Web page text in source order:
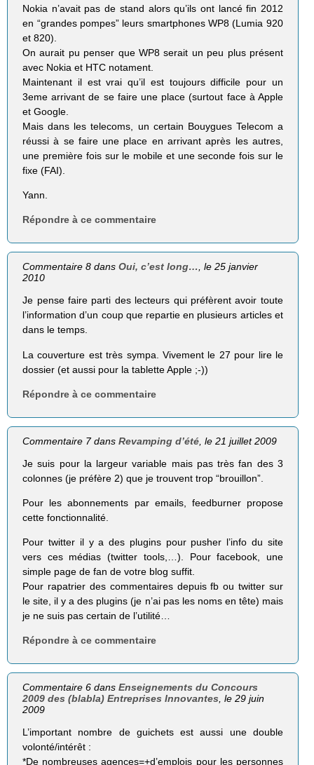
Nokia n’avait pas de stand alors qu’ils ont lancé fin 2012
en “grandes pompes” leurs smartphones WP8 (Lumia 920
et 820).
On aurait pu penser que WP8 serait un peu plus présent
avec Nokia et HTC notament.
Maintenant il est vrai qu’il est toujours difficile pour un
3eme arrivant de se faire une place (surtout face à Apple
et Google.
Mais dans les telecoms, un certain Bouygues Telecom a
réussi à se faire une place en arrivant après les autres,
une première fois sur le mobile et une seconde fois sur le
fixe (FAI).
Yann.
Répondre à ce commentaire
Commentaire 8 dansOui, c’est long…, le 25 janvier
2010
Je pense faire parti des lecteurs qui préfèrent avoir toute
l’information d’un coup que repartie en plusieurs articles et
dans le temps.
La couverture est très sympa. Vivement le 27 pour lire le
dossier (et aussi pour la tablette Apple ;-))
Répondre à ce commentaire
Commentaire 7 dansRevamping d’été , le 21 juillet 2009
Je suis pour la largeur variable mais pas très fan des 3
colonnes (je préfère 2) que je trouvent trop “brouillon”.
Pour les abonnements par emails, feedburner propose
cette fonctionnalité.
Pour twitter il y a des plugins pour pusher l’info du site
vers ces médias (twitter tools,…). Pour facebook, une
simple page de fan de votre blog suffit.
Pour rapatrier des commentaires depuis fb ou twitter sur
le site, il y a des plugins (je n’ai pas les noms en tête) mais
je ne suis pas certain de l’utilité…
Répondre à ce commentaire
Commentaire 6 dansEnseignements du Concours
2009 des (blabla) Entreprises Innovantes , le 29 juin
2009
L’important nombre de guichets est aussi une double
volonté/intérêt :
*De nombreuses agences=+d’emplois pour les personnes